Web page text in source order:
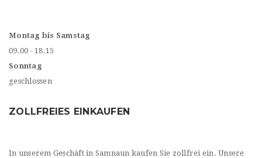
Montag bis Samstag
09.00 - 18.15
Sonntag
geschlossen
ZOLLFREIES EINKAUFEN
In unserem Geschäft in Samnaun kaufen Sie zollfrei ein. Unsere